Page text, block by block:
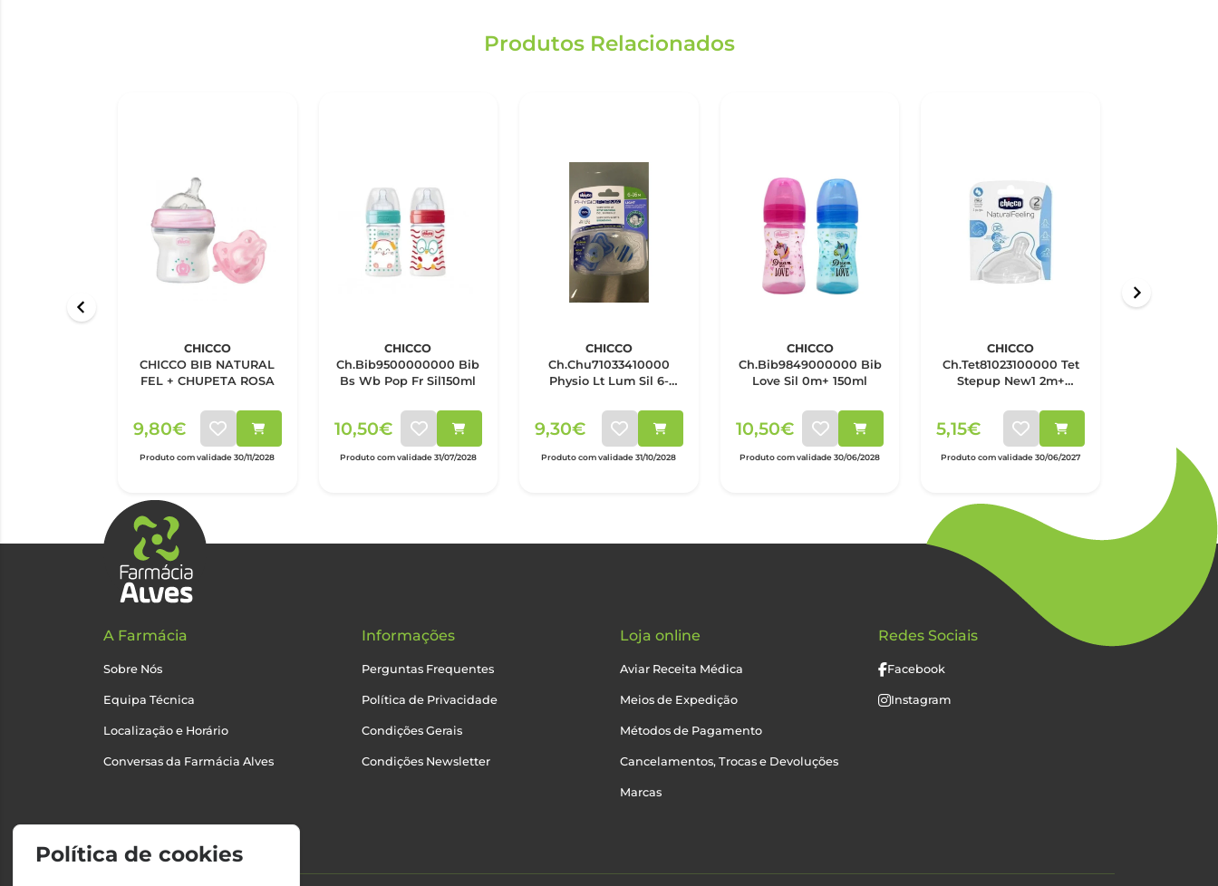
Produtos Relacionados
CHICCO
CHICCO BIB NATURAL
FEL + CHUPETA ROSA
9,80€
Produto com validade 30/11/2028
CHICCO
Ch.Bib9500000000 Bib
Bs Wb Pop Fr Sil150ml
10,50€
Produto com validade 31/07/2028
CHICCO
Ch.Chu71033410000
Physio Lt Lum Sil 6-
9,30€
Produto com validade 31/10/2028
CHICCO
Ch.Bib9849000000 Bib
Love Sil 0m+ 150ml
10,50€
Produto com validade 30/06/2028
CHICCO
Ch.Tet81023100000 Tet
Stepup New1 2m+
5,15€
Produto com validade 30/06/2027 Produto com
A Farmácia
Sobre Nós
Equipa Técnica
Localização e Horário
Conversas da Farmácia Alves
Informações
Perguntas Frequentes
Política de Privacidade
Condições Gerais
Condições Newsletter
Loja online
Aviar Receita Médica
Meios de Expedição
Métodos de Pagamento
Cancelamentos, Trocas e Devoluções
Marcas
Redes Sociais
Facebook
Instagram
Política de cookies